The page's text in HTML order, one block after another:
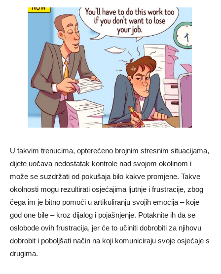
U takvim trenucima, opterećeno brojnim stresnim situacijama,
dijete uočava nedostatak kontrole nad svojom okolinom i
može se suzdržati od pokušaja bilo kakve promjene. Takve
okolnosti mogu rezultirati osjećajima ljutnje i frustracije, zbog
čega im je bitno pomoći u artikuliranju svojih emocija – koje
god one bile – kroz dijalog i pojašnjenje. Potaknite ih da se
oslobode ovih frustracija, jer će to učiniti dobrobiti za njihovu
dobrobit i poboljšati način na koji komuniciraju svoje osjećaje s
drugima.